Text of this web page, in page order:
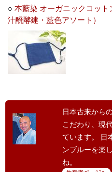
○本藍染 オーガニックコッ
汁醗酵建・藍色アソート）
日本古来から
こだわり、現
ています。 日
ンブルーを楽
ね。